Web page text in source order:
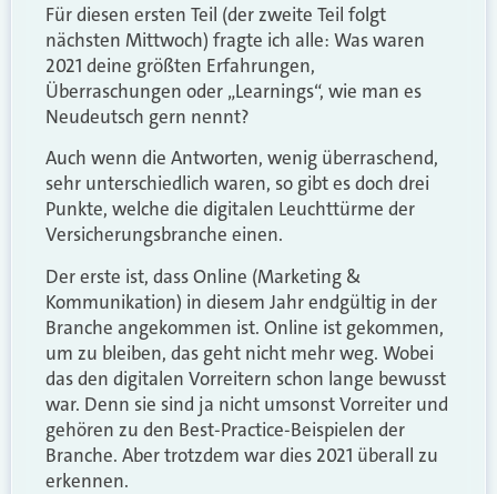
Für diesen ersten Teil (der zweite Teil folgt
nächsten Mittwoch) fragte ich alle: Was waren
2021 deine größten Erfahrungen,
Überraschungen oder „Learnings“, wie man es
Neudeutsch gern nennt?
Auch wenn die Antworten, wenig überraschend,
sehr unterschiedlich waren, so gibt es doch drei
Punkte, welche die digitalen Leuchttürme der
Versicherungsbranche einen.
Der erste ist, dass Online (Marketing &
Kommunikation) in diesem Jahr endgültig in der
Branche angekommen ist. Online ist gekommen,
um zu bleiben, das geht nicht mehr weg. Wobei
das den digitalen Vorreitern schon lange bewusst
war. Denn sie sind ja nicht umsonst Vorreiter und
gehören zu den Best-Practice-Beispielen der
Branche. Aber trotzdem war dies 2021 überall zu
erkennen.